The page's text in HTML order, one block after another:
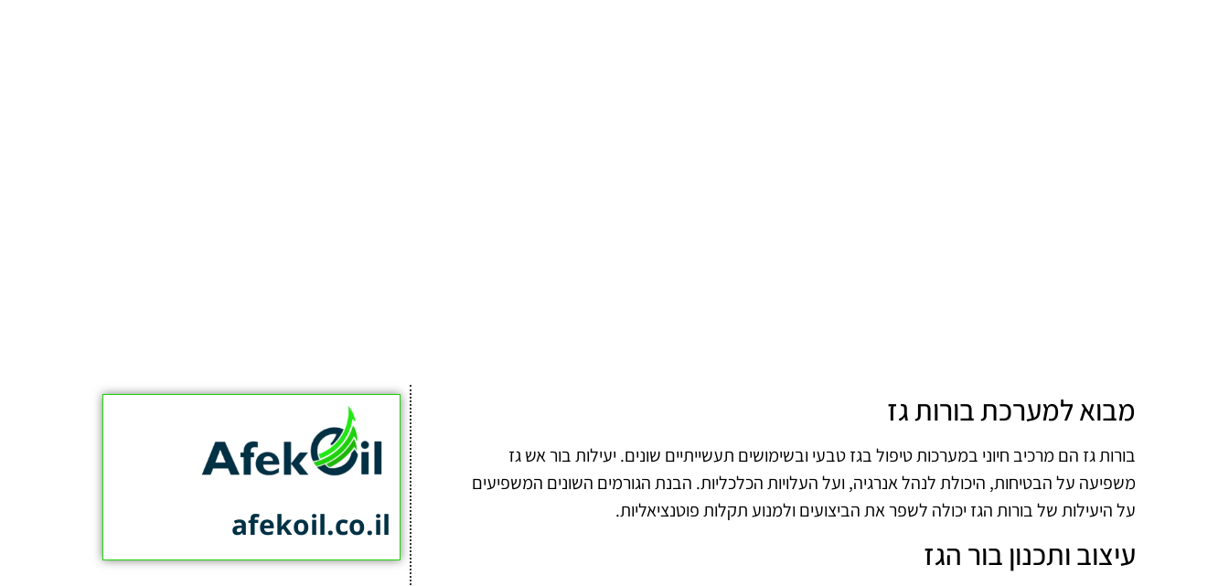
מבוא למערכת בורות גז
בורות גז הם מרכיב חיוני במערכות טיפול בגז טבעי ובשימושים תעשייתיים שונים. יעילות בור אש גז
משפיעה על הבטיחות, היכולת לנהל אנרגיה, ועל העלויות הכלכליות. הבנת הגורמים השונים המשפיעים
על היעילות של בורות הגז יכולה לשפר את הביצועים ולמנוע תקלות פוטנציאליות.
עיצוב ותכנון בור הגז
afekoil.co.il